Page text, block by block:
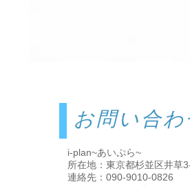
お問い合
i-plan~あいぷら~
所在地：東京都杉並区井草
連絡先：090-9010-0826